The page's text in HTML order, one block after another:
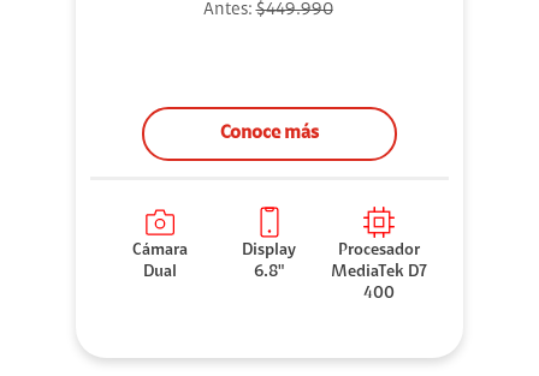
Antes:$449.990
Conoce más
Cámara
Dual
Display
6.8"
Procesador
MediaTek D7
400